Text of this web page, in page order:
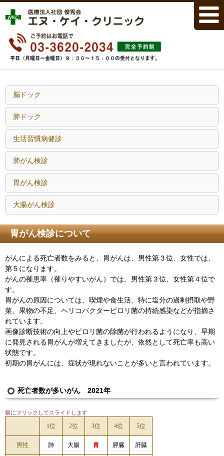
脳ドック
肺ドック
生活習慣病健診
肺がん検診
胃がん検診
大腸がん検診
胃がん検診について
がんによる死亡者数をみると、胃がんは、男性第３位、女性では、
第５になります。
がんの罹患率（罹りやすいがん）では、男性第３位、女性第４位で
す。
胃がんの原因については、喫煙や食生活、特に塩分の過剰摂取や野
菜、果物の不足、ヘリコバクターピロリ菌の持続感染などが指摘さ
れています。
画像診断技術の向上やピロリ菌の除菌が行われるようになり、早期
に発見される胃がんが増えてきましたが、依然として死亡率も高い
状態です。
初期の胃がんには、症状が現れないことが多いと言われています。
死亡者数が多いがん 2021年
横にフリックしてスライドします
1位 2位 3位 4位 5位
男性 肺 大腸 胃 膵臓 肝臓